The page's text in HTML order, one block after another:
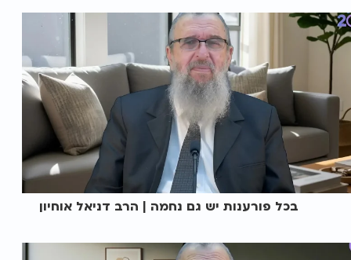
בכל פורענות יש גם נחמה | הרב דניאל אוחיון